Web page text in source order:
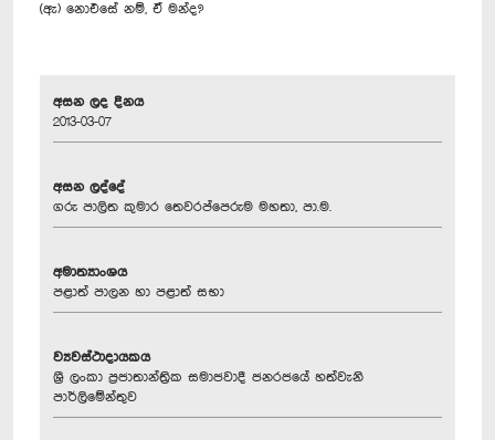
(ඇ) නොඑසේ නම්, ඒ මන්ද?
අසන ලද දිනය
2013-03-07
අසන ලද්දේ
ගරු පාලිත කුමාර තෙවරප්පෙරුම මහතා, පා.ම.
අමාත්‍යාංශය
පළාත් පාලන හා පළාත් සභා
ව්‍යවස්ථාදායකය
ශ්‍රී ලංකා ප්‍රජාතාන්ත්‍රික සමාජවාදී ජනරජයේ හත්වැනි
පාර්ලිමේන්තුව